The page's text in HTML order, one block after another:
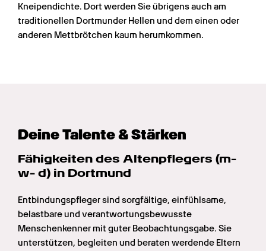
Kneipendichte. Dort werden Sie übrigens auch am
traditionellen Dortmunder Hellen und dem einen oder
anderen Mettbrötchen kaum herumkommen.
Deine Talente & Stärken
Fähigkeiten des Altenpflege­rs (m-
w- d) in Dortmund
Entbindungspfleger sind sorgfältige, einfühlsame,
belastbare und verantwortungsbewusste
Menschenkenner mit guter Beobachtungsgabe. Sie
unterstützen, begleiten und beraten werdende Eltern